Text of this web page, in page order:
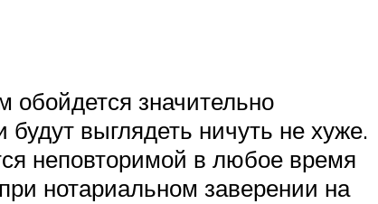
значительно
выглядеть ничуть не хуже.
неповторимой в любое время
нотариальном заверении на